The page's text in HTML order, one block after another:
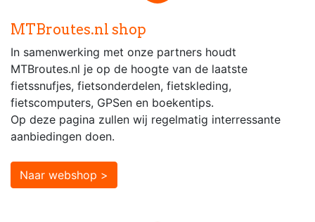
MTBroutes.nl shop
In samenwerking met onze partners houdt
MTBroutes.nl je op de hoogte van de laatste
fietssnufjes, fietsonderdelen, fietskleding,
fietscomputers, GPSen en boekentips.
Op deze pagina zullen wij regelmatig interressante
aanbiedingen doen.
Naar webshop >